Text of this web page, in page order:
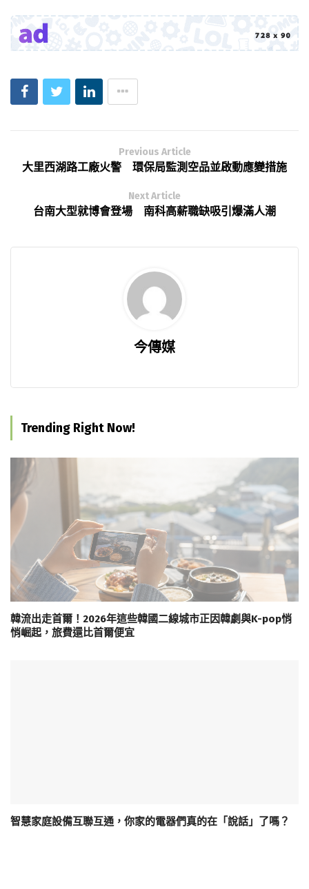
Previous Article
大里西湖路工廠火警 環保局監測空品並啟動應變措施
Next Article
台南大型就博會登場 南科高薪職缺吸引爆滿人潮
今傳媒
Trending Right Now!
韓流出走首爾！2026年這些韓國二線城市正因韓劇與K-pop悄
悄崛起，旅費還比首爾便宜
智慧家庭設備互聯互通，你家的電器們真的在「說話」了嗎？